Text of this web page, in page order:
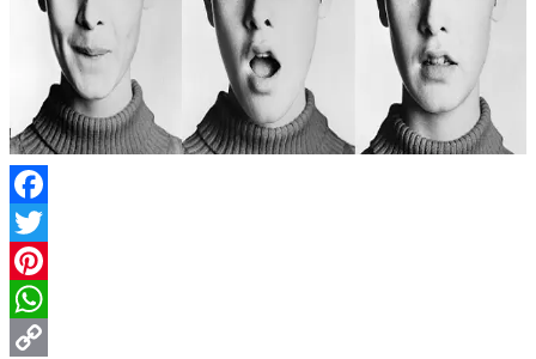
Facebook
Twitter
Pinterest
WhatsApp